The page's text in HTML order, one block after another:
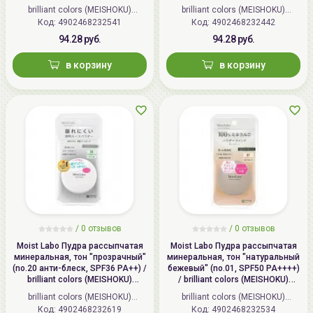
Срок годности: см. на упаковке (день месяц год)
Производитель:
TOKIWA Pharmaceutical Co., Ltd.,
Lattice Aoyama Square 5F, 1-2-6
Minami-aoyama, Minato-ku, Tokyo
107-0062, Japan
Импортер в
Беларусь:
ООО «Аллкосметикс Групп».
Беларусь, 220113 Минск,
ул.Мележа, д.5, корп.1, пом.233.
group@allcosmetics.by
MOISTO-LABO BB MINERAL
FOUNDATION
brilliant colors (MEISHOKU)
(Япония)
Код: 4902468232541
94.28 руб.
в корзину
BB MINERAL FOUNDATION
brilliant colors (MEISHOKU)
(Япония)
Код: 4902468232442
94.28 руб.
в корзину
/ 0 отзывов
Moist Labo Пудра рассыпчатая
минеральная, тон "прозрачный"
(no.20 анти-блеск, SPF36 PA++) /
brilliant colors (MEISHOKU)
MOISTO-LABO BB MINERAL
FOUNDATION
brilliant colors (MEISHOKU)
(Япония)
Код: 4902468232619
/ 0 отзывов
Moist Labo Пудра рассыпчатая
минеральная, тон "натуральный
бежевый" (no.01, SPF50 PA++++)
/ brilliant colors (MEISHOKU)
MOISTO-LABO BB MINERAL
FOUNDATION
brilliant colors (MEISHOKU)
(Япония)
Код: 4902468232534